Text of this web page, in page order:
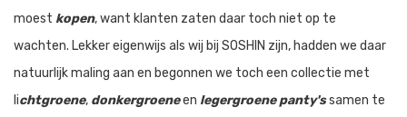
moest kopen, want klanten zaten daar toch niet op te
wachten. Lekker eigenwijs als wij bij SOSHIN zijn, hadden we daar
natuurlijk maling aan en begonnen we toch een collectie met
lichtgroene, donkergroeneen legergroene panty'ssamen te